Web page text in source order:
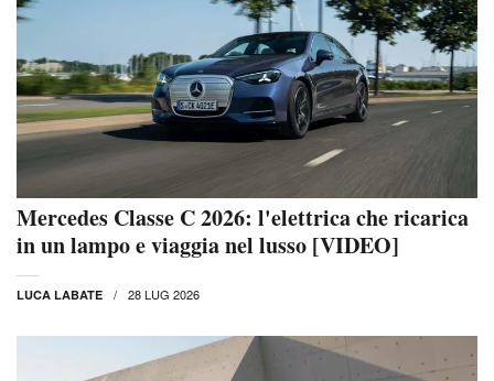
Mercedes Classe C 2026: l'elettrica che ricarica
in un lampo e viaggia nel lusso [VIDEO]
LUCA LABATE 28 LUG 2026